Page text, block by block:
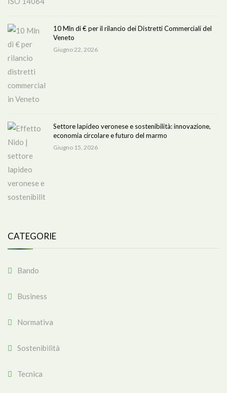
10 Mln di € per il rilancio dei Distretti Commerciali del
Veneto
Giugno 22, 2026
Settore lapideo veronese e sostenibilità: innovazione,
economia circolare e futuro del marmo
Giugno 15, 2026
CATEGORIE
Bando
Business
Normativa
Sostenibilità
Tecnica